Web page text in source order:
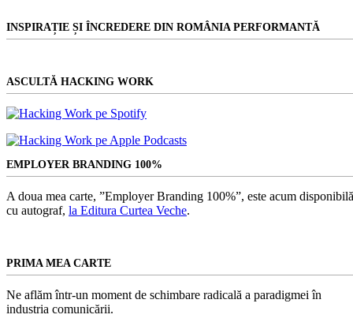
INSPIRAȚIE ȘI ÎNCREDERE DIN ROMÂNIA PERFORMANTĂ
ASCULTĂ HACKING WORK
EMPLOYER BRANDING 100%
A doua mea carte, ”Employer Branding 100%”, este acum
cu autograf, la Editura Curtea Veche.
PRIMA MEA CARTE
Ne aflăm într-un moment de schimbare radicală a paradigmei în
industria comunicării.